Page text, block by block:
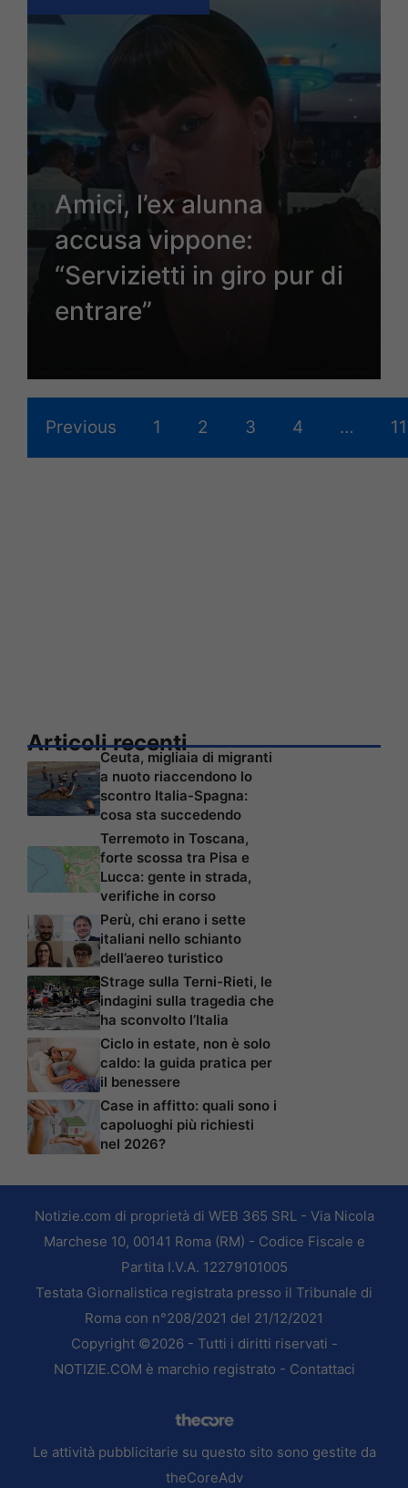
Amici, l’ex alunna
accusa vippone:
“Servizietti in giro pur di
entrare”
Previous 1 2 3 4 …
Articoli recenti
Ceuta, migliaia di migranti
a nuoto riaccendono lo
scontro Italia-Spagna:
cosa sta succedendo
Terremoto in Toscana,
forte scossa tra Pisa e
Lucca: gente in strada,
verifiche in corso
Perù, chi erano i sette
italiani nello schianto
dell’aereo turistico
Strage sulla Terni-Rieti, le
indagini sulla tragedia che
ha sconvolto l’Italia
Ciclo in estate, non è solo
caldo: la guida pratica per
il benessere
Case in affitto: quali sono i
capoluoghi più richiesti
nel 2026?
Notizie.com di proprietà di WEB 365 SRL - Via Nicola
Marchese 10, 00141 Roma (RM) - Codice Fiscale e
Partita I.V.A. 12279101005
Testata Giornalistica registrata presso il Tribunale di
Roma con n°208/2021 del 21/12/2021
Copyright ©2026 - Tutti i diritti riservati -
NOTIZIE.COM è marchio registrato - Contattaci
Le attività pubblicitarie su questo sito sono gestite da
theCoreAdv